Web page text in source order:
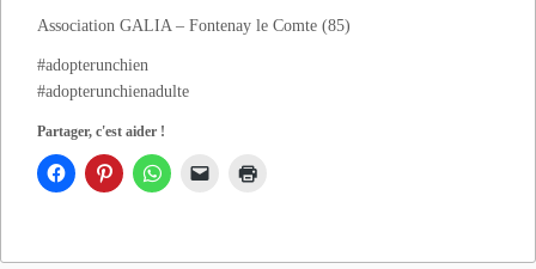
Association GALIA – Fontenay le Comte (85)
#adopterunchien
#adopterunchienadulte
Partager, c'est aider !